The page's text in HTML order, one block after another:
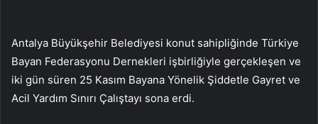
Antalya Büyükşehir Belediyesi konut sahipliğinde Türkiye
Bayan Federasyonu Dernekleri işbirliğiyle gerçekleşen ve
iki gün süren 25 Kasım Bayana Yönelik Şiddetle Gayret ve
Acil Yardım Sınırı Çalıştayı sona erdi.